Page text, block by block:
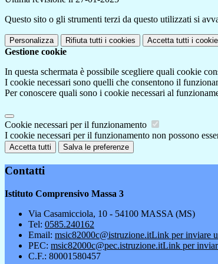
Questo sito o gli strumenti terzi da questo utilizzati si
Personalizza Rifiuta tutti i cookies Accetta tutti i
Gestione cookie
In questa schermata è possibile scegliere quali cookie
I cookie necessari sono quelli che consentono il
Per conoscere quali sono i cookie necessari al
Cookie necessari per il funzionamento
I cookie necessari per il funzionamento non possono
Accetta tutti Salva le preferenze
Contatti
Istituto Comprensivo Massa 3
Via Casamicciola, 10 - 54100 MASSA (MS)
Tel: 0585.240162
Email: msic82000c@istruzione.itLink per inviare
PEC: msic82000c@pec.istruzione.itLink per
C.F.: 80001580457